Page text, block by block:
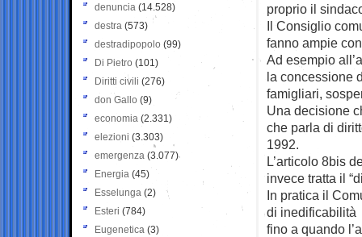
proprio il
Il Consiglio
fanno ampie
Ad esempio
la concessione
famigliari,
Una decisione
che parla di
1992.
L’articolo 8bis
invece tratta il
In pratica il
di inedificabilità
fino a quando
denuncia (14.528)
destra (573)
destradipopolo (99)
Di Pietro (101)
Diritti civili (276)
don Gallo (9)
economia (2.331)
elezioni (3.303)
emergenza (3.077)
Energia (45)
Esselunga (2)
Esteri (784)
Eugenetica (3)